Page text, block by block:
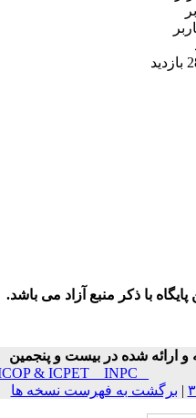
با ذکر منبع آزاد می باشد.
و ارائه شده در بیست و پنجمین
ICOP & ICPET _ INPC _
برگشت به فهرست نسخه ها